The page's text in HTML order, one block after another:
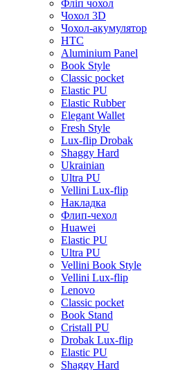
Фліп чохол
Чохол 3D
Чохол-акумулятор
HTC
Aluminium Panel
Book Style
Classic pocket
Elastic PU
Elastic Rubber
Elegant Wallet
Fresh Style
Lux-flip Drobak
Shaggy Hard
Ukrainian
Ultra PU
Vellini Lux-flip
Накладка
Флип-чехол
Huawei
Elastic PU
Ultra PU
Vellini Book Style
Vellini Lux-flip
Lenovo
Classic pocket
Book Stand
Cristall PU
Drobak Lux-flip
Elastic PU
Shaggy Hard